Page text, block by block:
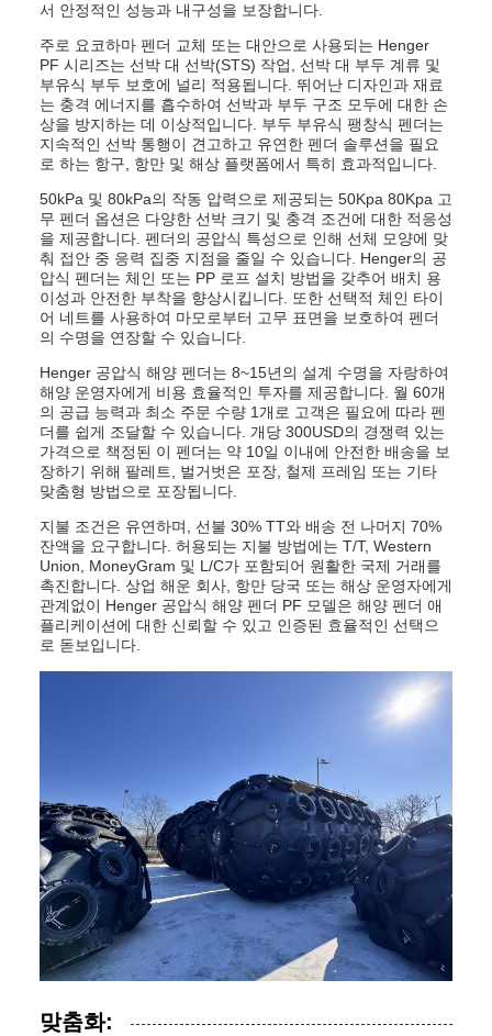
서 안정적인 성능과 내구성을 보장합니다.
주로 요코하마 펜더 교체 또는 대안으로 사용되는 Henger
PF 시리즈는 선박 대 선박(STS) 작업, 선박 대 부두 계류 및
부유식 부두 보호에 널리 적용됩니다. 뛰어난 디자인과 재료
는 충격 에너지를 흡수하여 선박과 부두 구조 모두에 대한 손
상을 방지하는 데 이상적입니다. 부두 부유식 팽창식 펜더는
지속적인 선박 통행이 견고하고 유연한 펜더 솔루션을 필요
로 하는 항구, 항만 및 해상 플랫폼에서 특히 효과적입니다.
50kPa 및 80kPa의 작동 압력으로 제공되는 50Kpa 80Kpa 고
무 펜더 옵션은 다양한 선박 크기 및 충격 조건에 대한 적응성
을 제공합니다. 펜더의 공압식 특성으로 인해 선체 모양에 맞
춰 접안 중 응력 집중 지점을 줄일 수 있습니다. Henger의 공
압식 펜더는 체인 또는 PP 로프 설치 방법을 갖추어 배치 용
이성과 안전한 부착을 향상시킵니다. 또한 선택적 체인 타이
어 네트를 사용하여 마모로부터 고무 표면을 보호하여 펜더
의 수명을 연장할 수 있습니다.
Henger 공압식 해양 펜더는 8~15년의 설계 수명을 자랑하여
해양 운영자에게 비용 효율적인 투자를 제공합니다. 월 60개
의 공급 능력과 최소 주문 수량 1개로 고객은 필요에 따라 펜
더를 쉽게 조달할 수 있습니다. 개당 300USD의 경쟁력 있는
가격으로 책정된 이 펜더는 약 10일 이내에 안전한 배송을 보
장하기 위해 팔레트, 벌거벗은 포장, 철제 프레임 또는 기타
맞춤형 방법으로 포장됩니다.
지불 조건은 유연하며, 선불 30% TT와 배송 전 나머지 70%
잔액을 요구합니다. 허용되는 지불 방법에는 T/T, Western
Union, MoneyGram 및 L/C가 포함되어 원활한 국제 거래를
촉진합니다. 상업 해운 회사, 항만 당국 또는 해상 운영자에게
관계없이 Henger 공압식 해양 펜더 PF 모델은 해양 펜더 애
플리케이션에 대한 신뢰할 수 있고 인증된 효율적인 선택으
로 돋보입니다.
맞춤화: